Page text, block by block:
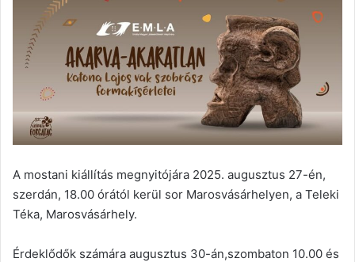
A mostani kiállítás megnyitójára 2025. augusztus 27-én,
szerdán, 18.00 órától kerül sor Marosvásárhelyen, a Teleki
Téka, Marosvásárhely.
Érdeklődők számára augusztus 30-án,szombaton 10.00 és